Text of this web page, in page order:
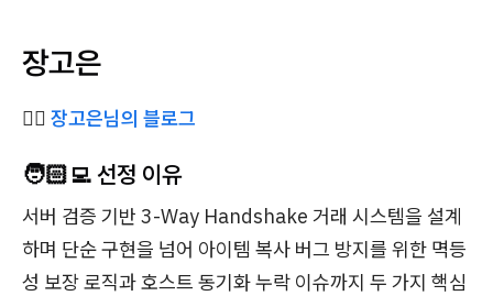
장고은
✍🏻 장고은님의 블로그
🧑🏻‍💻 선정 이유
서버 검증 기반 3-Way Handshake 거래 시스템을 설계
하며 단순 구현을 넘어 아이템 복사 버그 방지를 위한 멱등
성 보장 로직과 호스트 동기화 누락 이슈까지 두 가지 핵심